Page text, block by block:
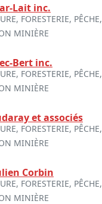
Lait inc.
FORESTERIE, PÊCHE,
MINIÈRE
Bert inc.
FORESTERIE, PÊCHE,
MINIÈRE
et associés
FORESTERIE, PÊCHE,
MINIÈRE
Corbin
FORESTERIE, PÊCHE,
MINIÈRE